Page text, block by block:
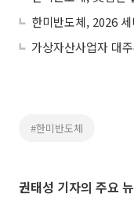
가상자산사업자 대
#한미반도체
권태성 기자의 주요